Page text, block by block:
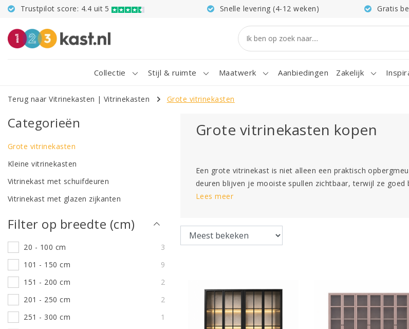
Trustpilot score: 4.4 uit 5 Snelle levering (4-12 weken) Gratis
Collectie Stijl & ruimte Maatwerk Aanbiedingen Zakelijk
Terug naar Vitrinekasten | Vitrinekasten Grote vitrinekasten
Categorieën
Grote vitrinekasten
Kleine vitrinekasten
Vitrinekast met schuifdeuren
Vitrinekast met glazen zijkanten
Filter op breedte (cm)
20 - 100 cm
3
101 - 150 cm
9
151 - 200 cm
2
201 - 250 cm
2
251 - 300 cm
1
Grote vitrinekasten kopen
Een grote vitrinekast is niet alleen een praktisch
deuren blijven je mooiste spullen zichtbaar, terwijl ze
Lees meer